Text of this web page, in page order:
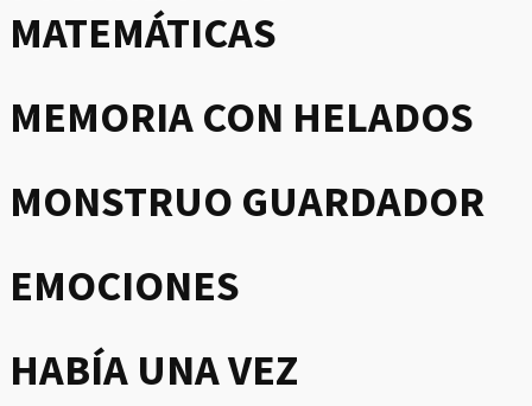
MATEMÁTICAS
MEMORIA CON HELADOS
MONSTRUO GUARDADOR
EMOCIONES
HABÍA UNA VEZ